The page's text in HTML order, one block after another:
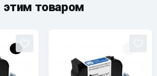
этим товаром